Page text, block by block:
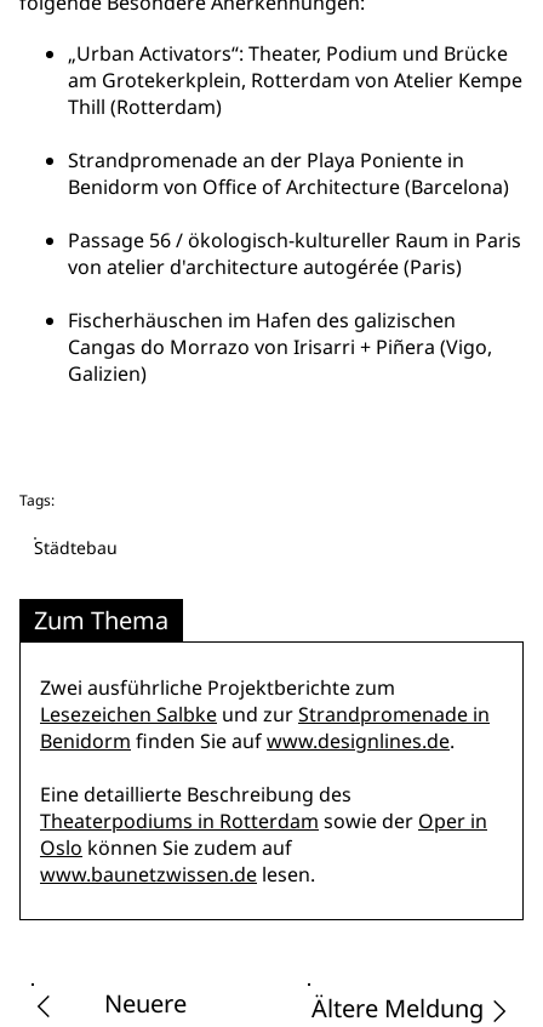
„Urban Activators“: Theater, Podium und Brücke
am Grotekerkplein, Rotterdam von Atelier Kempe
Thill (Rotterdam)
Strandpromenade an der Playa Poniente in
Benidorm von Office of Architecture (Barcelona)
Passage 56 / ökologisch-kultureller Raum in Paris
von atelier d'architecture autogérée (Paris)
Fischerhäuschen im Hafen des galizischen
Cangas do Morrazo von Irisarri + Piñera (Vigo,
Galizien)
Tags:
Städtebau
Zum Thema
Zwei ausführliche Projektberichte zum
Lesezeichen Salbke und zurStrandpromenade in
Benidorm finden Sie aufwww.designlines.de.
Eine detaillierte Beschreibung des
Theaterpodiums in Rotterdam sowie der Oper in
Oslo können Sie zudem auf
www.baunetzwissen.de lesen.
Neuere
Ältere Meldung